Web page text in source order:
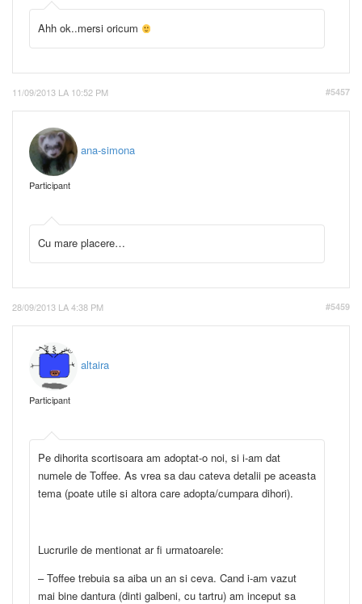
Ahh ok..mersi oricum
11/09/2013 LA 10:52 PM #5457
ana-simona
Participant
Cu mare placere…
28/09/2013 LA 4:38 PM #5459
altaira
Participant
Pe dihorita scortisoara am adoptat-o noi, si i-am dat
numele de Toffee. As vrea sa dau cateva detalii pe aceasta
tema (poate utile si altora care adopta/cumpara dihori).
Lucrurile de mentionat ar fi urmatoarele:
– Toffee trebuia sa aiba un an si ceva. Cand i-am vazut
mai bine dantura (dinti galbeni, cu tartru) am inceput sa